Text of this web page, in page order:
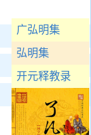
广弘明集
弘明集
开元释教录